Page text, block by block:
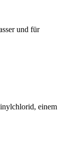
und für
einem